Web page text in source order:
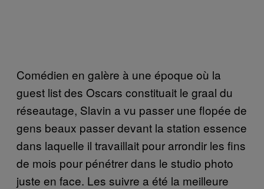
Comédien en galère à une époque où la
guest list des Oscars constituait le graal du
réseautage, Slavin a vu passer une flopée de
gens beaux passer devant la station essence
dans laquelle il travaillait pour arrondir les fins
de mois pour pénétrer dans le studio photo
juste en face. Les suivre a été la meilleure